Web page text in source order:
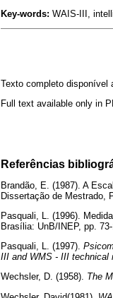
Key-words: WAIS-III,
Texto completo disponível
Full text available only in
Referências
Brandão, E. (1987). A
Dissertação de
Pasquali, L. (1996).
Brasília: UnB/INEP,
Pasquali, L. (1997).
III and WMS - III technical
Wechsler, D. (1958). The